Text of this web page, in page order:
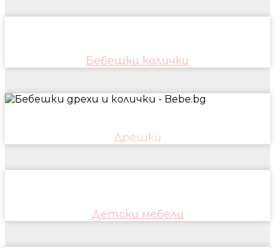
Бебешки колички
Дрешки
Детски мебели